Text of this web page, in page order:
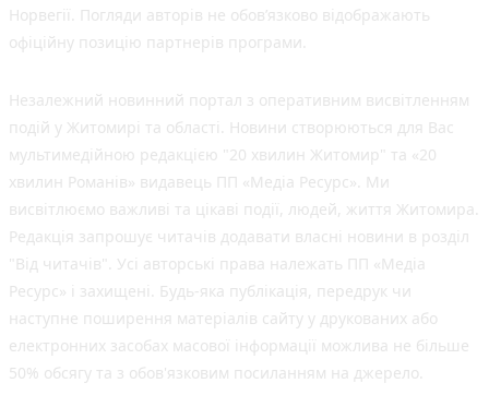
Норвегії. Погляди авторів не обов’язково відображають
офіційну позицію партнерів програми.
Незалежний новинний портал з оперативним висвітленням
подій у Житомирі та області. Новини створюються для Вас
мультимедійною редакцією "20 хвилин Житомир" та «20
хвилин Романів» видавець ПП «Медіа Ресурс». Ми
висвітлюємо важливі та цікаві події, людей, життя Житомира.
Редакція запрошує читачів додавати власні новини в розділ
"Від читачів". Усі авторські права належать ПП «Медіа
Ресурс» і захищені. Будь-яка публiкацiя, передрук чи
наступне поширення матеріалів сайту у друкованих або
електронних засобах масової інформації можлива не більше
50% обсягу та з обов'язковим посиланням на джерело.